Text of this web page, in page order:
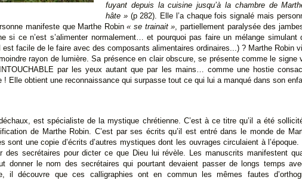
fuyant depuis la cuisine jusqu’à la chambre de
hâte »(p 282). Elle l’a chaque fois signalé mais
manifeste que Marthe Robin« se trainait », partiellement paralysée des
si ce n’est s’alimenter normalement… et pourquoi pas faire un mélange
est facile de le faire avec des composants alimentaires ordinaires...) ? Marthe Robin
rayon de lumière. Sa présence en clair obscure, se présente comme le signe
par les yeux autant que par les mains… comme une hostie
! Elle obtient une reconnaissance qui surpasse tout ce qui lui a manqué dans son
est spécialiste de la mystique chrétienne. C’est à ce titre qu’il a été
de Marthe Robin. C’est par ses écrits qu’il est entré dans le monde de
sont une copie d’écrits d’autres mystiques dont les ouvrages circulaient à
des secrétaires pour dicter ce que Dieu lui révèle. Les manuscrits manifestent
donner le nom des secrétaires qui pourtant devaient passer de longs temps
il découvre que ces calligraphies ont en commun les mêmes fautes